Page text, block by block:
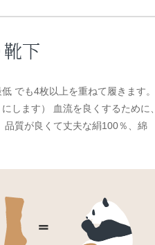
でも4枚以上を重ねて履きます。
します） 血流を良くするために、
品質が良くて丈夫な絹100％、綿